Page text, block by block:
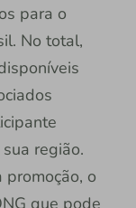
para o
No total,
região.
o
que pode